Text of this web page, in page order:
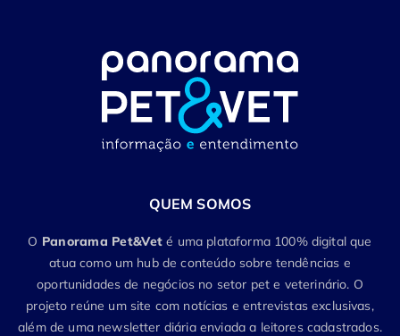
QUEM SOMOS
O Panorama Pet&Vet é uma plataforma 100% digital que
atua como um hub de conteúdo sobre tendências e
oportunidades de negócios no setor pet e veterinário. O
projeto reúne um site com notícias e entrevistas exclusivas,
além de uma newsletter diária enviada a leitores cadastrados.